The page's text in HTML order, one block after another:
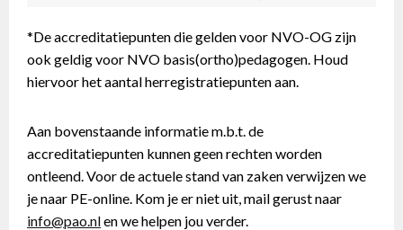
*De accreditatiepunten die gelden voor NVO-OG zijn
ook geldig voor NVO basis(ortho)pedagogen. Houd
hiervoor het aantal herregistratiepunten aan.
Aan bovenstaande informatie m.b.t. de
accreditatiepunten kunnen geen rechten worden
ontleend. Voor de actuele stand van zaken verwijzen we
je naar PE-online. Kom je er niet uit, mail gerust naar
info@pao.nlen we helpen jou verder.